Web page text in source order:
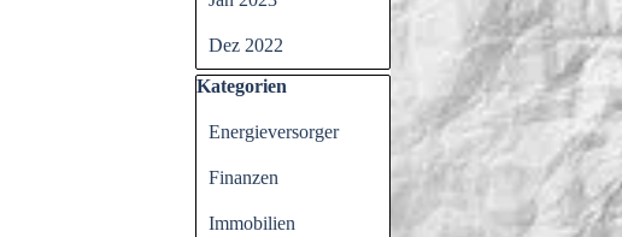
Dez 2022
Block überspringen Kategorien
Kategorien
Energieversorger
Finanzen
Immobilien